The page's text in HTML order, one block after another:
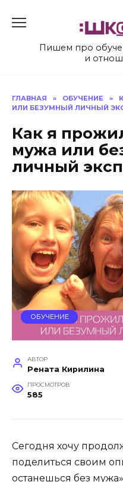
Пишем про
и
ГЛАВНАЯ » ОБУЧЕНИЕ »
ИЛИ БЕЗУМНЫЙ ЛИЧНЫЙ
Как я
мужа или
личный
ОБУЧЕНИЕ
АВТОР
Рената Кирилина
ПРОСМОТРОВ
585
Сегодня хочу
поделиться своим
останешься без мужа»